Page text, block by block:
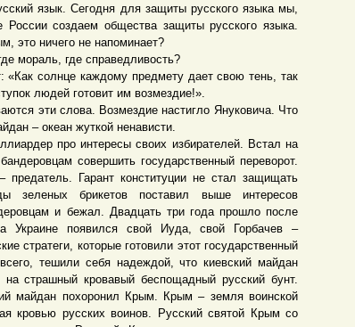
язык. Сегодня для защиты русского языка мы,
создаем общества защиты русского языка.
это ничего не напоминает?
мораль, где справедливость?
солнце каждому предмету дает свою тень, так
людей готовит им возмездие!».
эти слова. Возмездие настигло Януковича. Что
– океан жуткой ненависти.
про интересы своих избирателей. Встал на
совершить государственный переворот.
Гарант конституции не стал защищать
зеленых брикетов поставил выше интересов
и бежал. Двадцать три года прошло после
Украине появился свой Иуда, свой Горбачев –
стратеги, которые готовили этот государственный
тешили себя надеждой, что киевский майдан
страшный кровавый беспощадный русский бунт.
майдан похоронил Крым. Крым – земля воинской
кровью русских воинов. Русский святой Крым со